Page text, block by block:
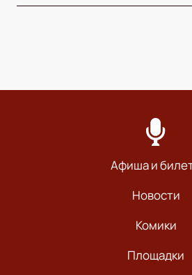
Афиша и
Новости
Комики
Площадки